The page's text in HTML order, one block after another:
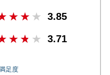
3.85
3.71